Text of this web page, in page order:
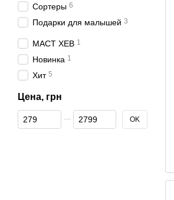
Сортеры 6
Подарки для малышей 3
МАСТ ХЕВ 1
Новинка 1
Хит 5
Цена, грн
От Цена, грн
До Цена, грн OK